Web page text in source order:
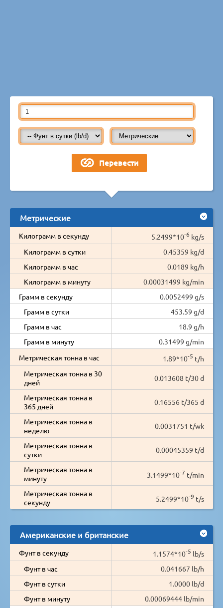
Метрические
Килограмм в секунду 5.2499*10-6 kg/s
Килограмм в сутки
0.45359 kg/d
Килограмм в час
0.0189 kg/h
Килограмм в минуту
0.00031499 kg/min
Грамм в секунду
0.0052499 g/s
Грамм в сутки
453.59 g/d
Грамм в час
18.9 g/h
Грамм в минуту
0.31499 g/min
Метрическая тонна в час
1.89*10-5 t/h
Метрическая тонна в 30
дней
0.013608 t/30 d
Метрическая тонна в
365 дней
0.16556 t/365 d
Метрическая тонна в
неделю
0.0031751 t/wk
Метрическая тонна в
сутки
0.00045359 t/d
Метрическая тонна в
минуту
3.1499*10-7 t/min
Метрическая тонна в
секунду
5.2499*10-9 t/s
Американские и британские
Фунт в секунду 1.1574*10-5 lb/s
Фунт в час
0.041667 lb/h
Фунт в сутки
1.0000 lb/d
Фунт в минуту
0.00069444 lb/min